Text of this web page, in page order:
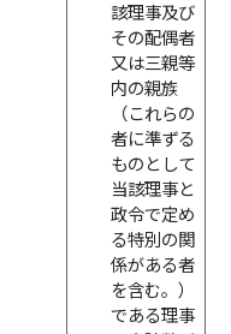
該理事及び
その配偶者
又は三親等
内の親族
（これらの
者に準ずる
ものとして
当該理事と
政令で定め
る特別の関
係がある者
を含む。）
である理事